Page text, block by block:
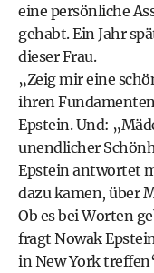
eine persönliche
gehabt.Ein Jahr
dieser Frau.
„Zeig mir eine
ihren
Epstein. Und:
unendlicher
Epstein antwortet
dazu kamen, über
Ob es bei Worten
fragt Nowak
in New York